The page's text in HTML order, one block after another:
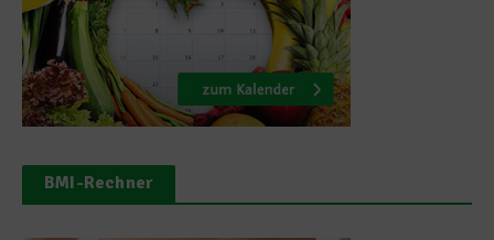
BMI-Rechner